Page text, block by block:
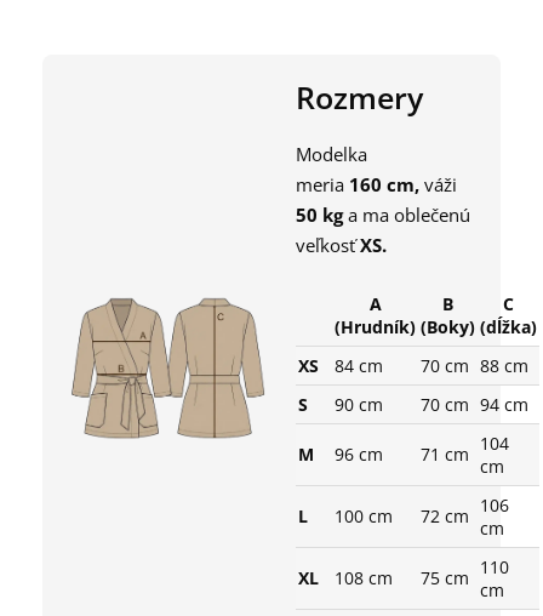
Rozmery
Modelka
meria 160 cm, váži
50 kga ma oblečenú
veľkosťXS.
A
(Hrudník)
B
(Boky)
C
(dĺžka)
XS
84 cm 70 cm 88 cm
S
90 cm 70 cm 94 cm
M 96 cm 71 cm 104
cm
L 100 cm 72 cm 106
cm
XL 108 cm 75 cm 110
cm